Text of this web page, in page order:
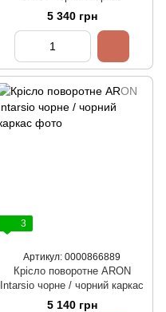
5 340 грн
3
Артикул: 0000866889
Крісло поворотне ARON
Intarsio чорне / чорний каркас
5 140 грн